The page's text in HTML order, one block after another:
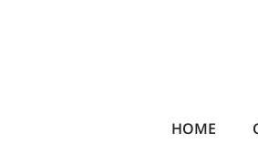
HOME